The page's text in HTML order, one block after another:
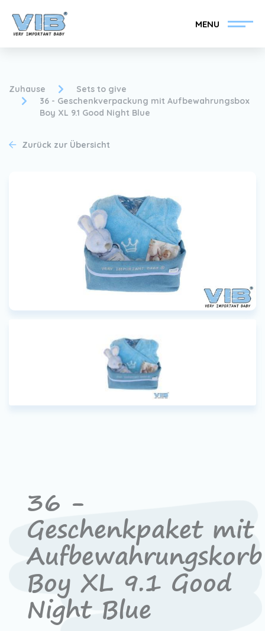
MENU
Finden Sie Ihren VIB®-
Händler
VIB®-Händler werden
Zuhause
Sets to give
36 - Geschenkverpackung mit Aufbewahrungsbox
Boy XL 9.1 Good Night Blue
Zurück zur Übersicht
36 -
Geschenkpaket mit
Aufbewahrungskorb
Boy XL 9.1 Good
Night Blue